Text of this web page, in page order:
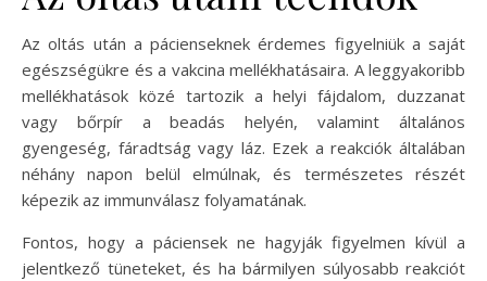
Az oltás után a pácienseknek érdemes figyelniük a saját
egészségükre és a vakcina mellékhatásaira. A leggyakoribb
mellékhatások közé tartozik a helyi fájdalom, duzzanat
vagy bőrpír a beadás helyén, valamint általános
gyengeség, fáradtság vagy láz. Ezek a reakciók általában
néhány napon belül elmúlnak, és természetes részét
képezik az immunválasz folyamatának.
Fontos, hogy a páciensek ne hagyják figyelmen kívül a
jelentkező tüneteket, és ha bármilyen súlyosabb reakciót